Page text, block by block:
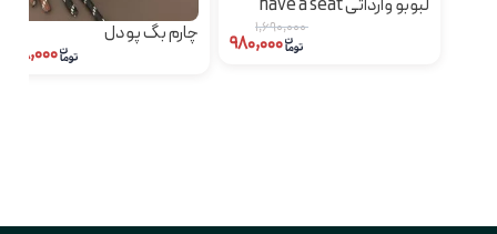
لبوبو وارداتی have a seat
۱,۶۹۰,۰۰۰ چارم بگ پودل